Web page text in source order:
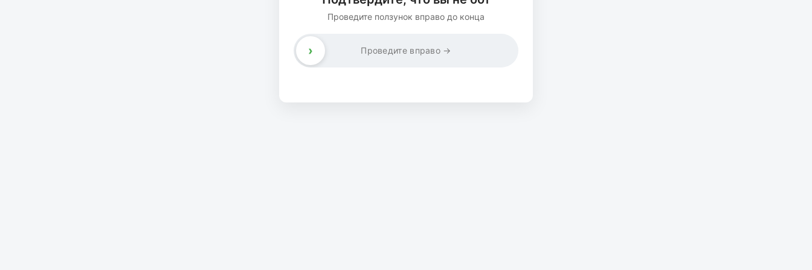
Проведите ползунок вправо до конца
Проведите вправо →
›